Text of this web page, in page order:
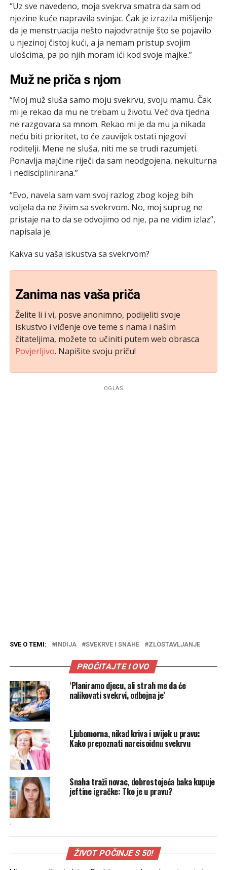
“Uz sve navedeno, moja svekrva smatra da sam od
njezine kuće napravila svinjac. Čak je izrazila mišljenje
da je menstruacija nešto najodvratnije što se pojavilo
u njezinoj čistoj kući, a ja nemam pristup svojim
ulošcima, pa po njih moram ići kod svoje majke.”
Muž ne priča s njom
“Moj muž sluša samo moju svekrvu, svoju mamu. Čak
mi je rekao da mu ne trebam u životu. Već dva tjedna
ne razgovara sa mnom. Rekao mi je da mu ja nikada
neću biti prioritet, to će zauvijek ostati njegovi
roditelji. Mene ne sluša, niti me se trudi razumjeti.
Ponavlja majčine riječi da sam neodgojena, nekulturna
i nedisciplinirana.”
“Evo, navela sam vam svoj razlog zbog kojeg bih
voljela da ne živim sa svekrvom. No, moj suprug ne
pristaje na to da se odvojimo od nje, pa ne vidim izlaz”,
napisala je.
Kakva su vaša iskustva sa svekrvom?
Zanima nas vaša priča
Želite li i vi, posve anonimno, podijeliti svoje
iskustvo i viđenje ove teme s nama i našim
čitateljima, možete to učiniti putem web obrasca
Povjerljivo. Napišite svoju priču!
OGLAS
SVE O TEMI: INDIJA SVEKRVE I SNAHE ZLOSTAVLJANJE
PROČITAJTE I OVO
‘Planiramo djecu, ali strah me da će
nalikovati svekrvi, odbojna je’
Ljubomorna, nikad kriva i uvijek u pravu:
Kako prepoznati narcisoidnu svekrvu
Snaha traži novac, dobrostojeća baka kupuje
jeftine igračke: Tko je u pravu?
.
ŽIVOT POČINJE S 50!